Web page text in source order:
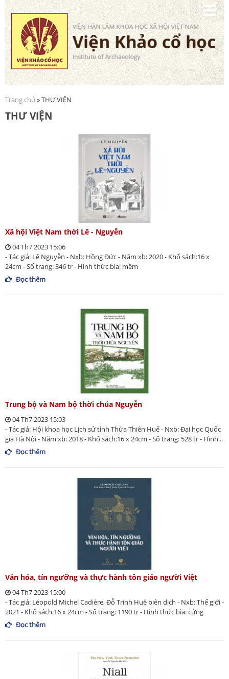
Nhảy
đến
nội
dung
Bạn đang ở đây
Trang chủ » THƯ VIỆN
THƯ VIỆN
Xã hội Việt Nam thời Lê - Nguyễn
04 Th7 2023 15:06
- Tác giả: Lê Nguyễn - Nxb: Hồng Đức - Năm xb: 2020 - Khổ sách:16 x
24cm - Số trang: 346 tr - Hình thức bìa: mềm
Đọc thêm
Trung bộ và Nam bộ thời chúa Nguyễn
04 Th7 2023 15:03
- Tác giả: Hội khoa học Lịch sử tỉnh Thừa Thiên Huế - Nxb: Đại học Quốc
gia Hà Nội - Năm xb: 2018 - Khổ sách:16 x 24cm - Số trang: 528 tr - Hình...
Đọc thêm
Văn hóa, tín ngưỡng và thực hành tôn giáo người Việt
04 Th7 2023 15:00
- Tác giả: Léopold Michel Cadière, Đỗ Trinh Huệ biên dịch - Nxb: Thế giới -
2021 - Khổ sách:16 x 24cm - Số trang: 1190 tr - Hình thức bìa: cứng
Đọc thêm